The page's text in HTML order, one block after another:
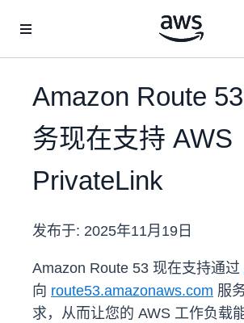
Amazon Route
务现在支持 AWS
PrivateLink
发布于: 2025年11月19日
Amazon Route 53 现在支持通过
向 route53.amazonaws.com 服
求，从而让您的 AWS 工作负载